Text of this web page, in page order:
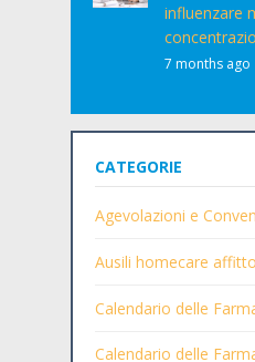
influenzare
7 months ago
CATEGORIE
Agevolazioni e
Ausili homecare
Calendario delle
Calendario delle